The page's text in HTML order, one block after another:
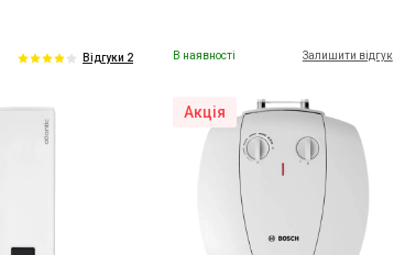
Відгуки 2 В наявності Залишити відгук
Акція